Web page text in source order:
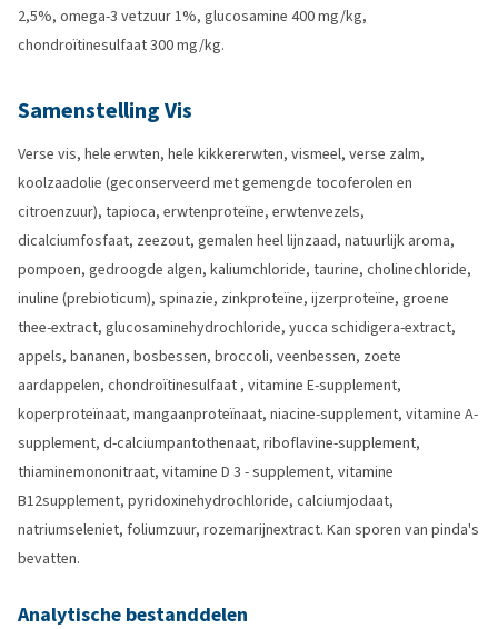
2,5%, omega-3 vetzuur 1%, glucosamine 400 mg/kg,
chondroïtinesulfaat 300 mg/kg.
Samenstelling Vis
Verse vis, hele erwten, hele kikkererwten, vismeel, verse zalm,
koolzaadolie (geconserveerd met gemengde tocoferolen en
citroenzuur), tapioca, erwtenproteïne, erwtenvezels,
dicalciumfosfaat, zeezout, gemalen heel lijnzaad, natuurlijk aroma,
pompoen, gedroogde algen, kaliumchloride, taurine, cholinechloride,
inuline (prebioticum), spinazie, zinkproteïne, ijzerproteïne, groene
thee-extract, glucosaminehydrochloride, yucca schidigera-extract,
appels, bananen, bosbessen, broccoli, veenbessen, zoete
aardappelen, chondroïtinesulfaat , vitamine E-supplement,
koperproteïnaat, mangaanproteïnaat, niacine-supplement, vitamine A-
supplement, d-calciumpantothenaat, riboflavine-supplement,
thiaminemononitraat, vitamine D 3 - supplement, vitamine
B12supplement, pyridoxinehydrochloride, calciumjodaat,
natriumseleniet, foliumzuur, rozemarijnextract. Kan sporen van pinda's
bevatten.
Analytische bestanddelen